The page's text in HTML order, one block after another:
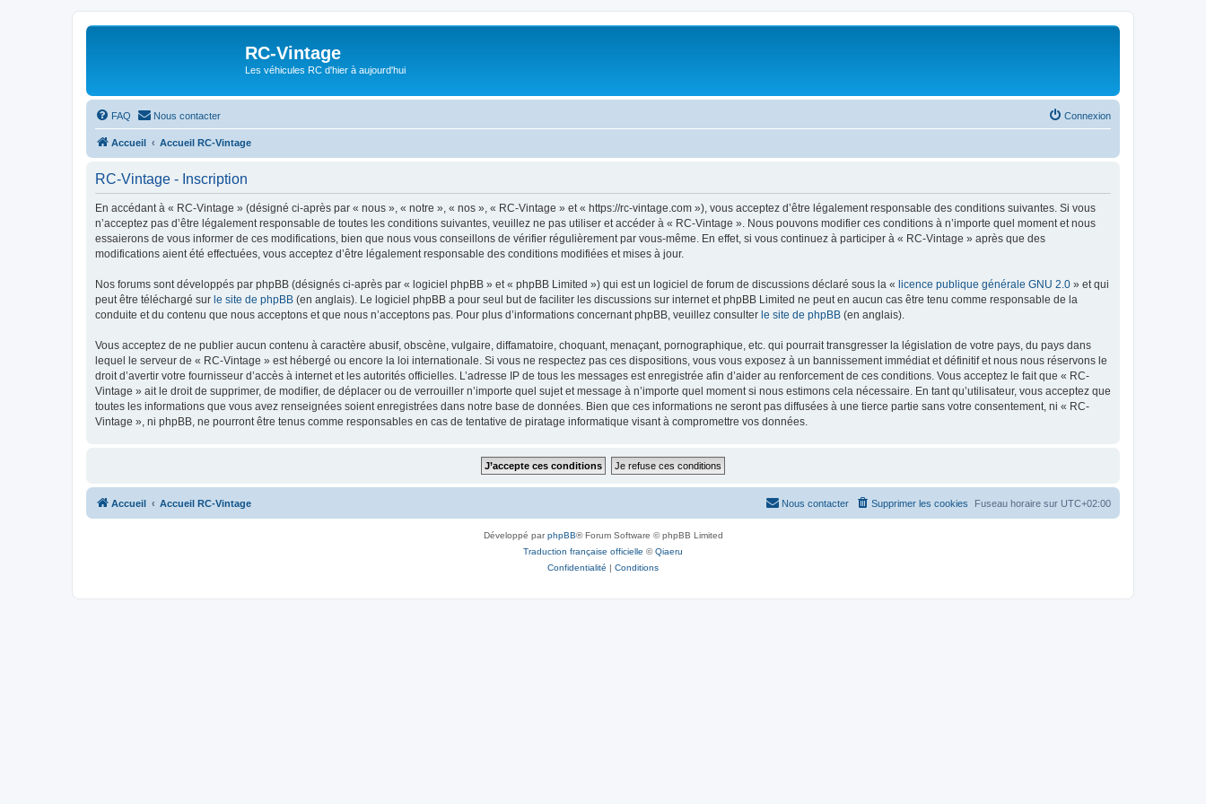
RC-Vintage
Les véhicules RC d'hier à aujourd'hui
FAQ Nous contacter Connexion
Accueil Accueil RC-Vintage
RC-Vintage - Inscription
En accédant à « RC-Vintage » (désigné ci-après par « nous », « notre », « nos », « RC-Vintage » et « https://rc-vintage.com »), vous acceptez d’être légalement responsable des conditions suivantes. Si vous
n’acceptez pas d’être légalement responsable de toutes les conditions suivantes, veuillez ne pas utiliser et accéder à « RC-Vintage ». Nous pouvons modifier ces conditions à n’importe quel moment et nous
essaierons de vous informer de ces modifications, bien que nous vous conseillons de vérifier régulièrement par vous-même. En effet, si vous continuez à participer à « RC-Vintage » après que des
modifications aient été effectuées, vous acceptez d’être légalement responsable des conditions modifiées et mises à jour.
Nos forums sont développés par phpBB (désignés ci-après par « logiciel phpBB » et « phpBB Limited ») qui est un logiciel de forum de discussions déclaré sous la « licence publique générale GNU 2.0 » et qui
peut être téléchargé sur le site de phpBB (en anglais). Le logiciel phpBB a pour seul but de faciliter les discussions sur internet et phpBB Limited ne peut en aucun cas être tenu comme responsable de la
conduite et du contenu que nous acceptons et que nous n’acceptons pas. Pour plus d’informations concernant phpBB, veuillez consulter le site de phpBB (en anglais).
Vous acceptez de ne publier aucun contenu à caractère abusif, obscène, vulgaire, diffamatoire, choquant, menaçant, pornographique, etc. qui pourrait transgresser la législation de votre pays, du pays dans
lequel le serveur de « RC-Vintage » est hébergé ou encore la loi internationale. Si vous ne respectez pas ces dispositions, vous vous exposez à un bannissement immédiat et définitif et nous nous réservons le
droit d’avertir votre fournisseur d’accès à internet et les autorités officielles. L’adresse IP de tous les messages est enregistrée afin d’aider au renforcement de ces conditions. Vous acceptez le fait que « RC-
Vintage » ait le droit de supprimer, de modifier, de déplacer ou de verrouiller n’importe quel sujet et message à n’importe quel moment si nous estimons cela nécessaire. En tant qu’utilisateur, vous acceptez que
toutes les informations que vous avez renseignées soient enregistrées dans notre base de données. Bien que ces informations ne seront pas diffusées à une tierce partie sans votre consentement, ni « RC-
Vintage », ni phpBB, ne pourront être tenus comme responsables en cas de tentative de piratage informatique visant à compromettre vos données.
Accueil Accueil RC-Vintage Fuseau horaire sur UTC+02:00
Supprimer les cookies
Nous contacter
Développé parphpBB® Forum Software © phpBB Limited
Traduction française officielle ©Qiaeru
Confidentialité | Conditions